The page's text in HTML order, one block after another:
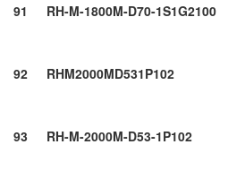
91 RH-M-1800M-D70-1S1G2100
92 RHM2000MD531P102
93 RH-M-2000M-D53-1P102